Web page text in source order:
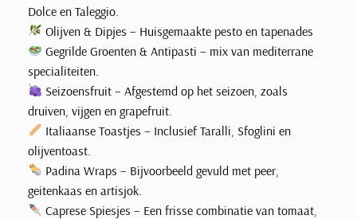
S
p
e
r
i
o
r
e
a
a
Dolce en Taleggio.
Olijven & Dipjes – Huisgemaakte pesto en tapenades
Gegrilde Groenten & Antipasti – mix van mediterrane
specialiteiten.
Seizoensfruit – Afgestemd op het seizoen, zoals
druiven, vijgen en grapefruit.
Italiaanse Toastjes – Inclusief Taralli, Sfoglini en
olijventoast.
Padina Wraps – Bijvoorbeeld gevuld met peer,
geitenkaas en artisjok.
Caprese Spiesjes – Een frisse combinatie van tomaat,